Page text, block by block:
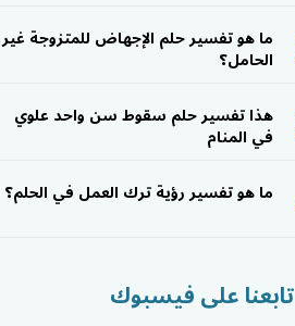
ما هو تفسير حلم الإجهاض للمتزوجة غير
الحامل؟
هذا تفسير حلم سقوط سن واحد علوي
في المنام
ما هو تفسير رؤية ترك العمل في الحلم؟
تابعنا على فيسبوك